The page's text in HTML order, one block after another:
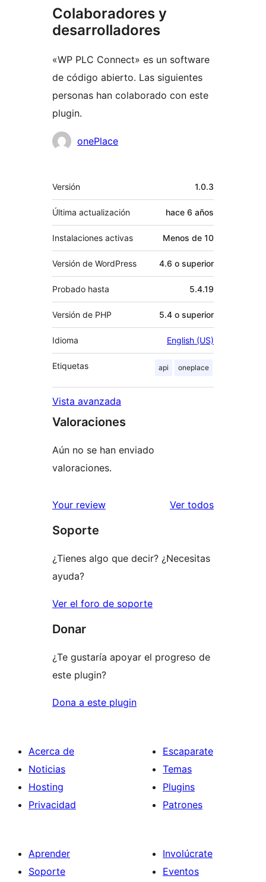
Colaboradores y
desarrolladores
«WP PLC Connect» es un software
de código abierto. Las siguientes
personas han colaborado con este
plugin.
Colaboradores
onePlace
Meta
Versión 1.0.3
Última actualización hace 6 años
Instalaciones activas Menos de 10
Versión de WordPress 4.6 o superior
Probado hasta 5.4.19
Versión de PHP 5.4 o superior
Idioma English (US)
Etiquetas api oneplace
Vista avanzada
Valoraciones
Aún no se han enviado
valoraciones.
Your review Ver todoslos
Soporte
¿Tienes algo que decir? ¿Necesitas
ayuda?
Ver el foro de soporte
Donar
¿Te gustaría apoyar el progreso de
este plugin?
Dona a este plugin
Acerca de
Noticias
Hosting
Privacidad
Escaparate
Temas
Plugins
Patrones
Aprender
Soporte
Involúcrate
Eventos